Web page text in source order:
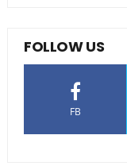
FOLLOW US
FB